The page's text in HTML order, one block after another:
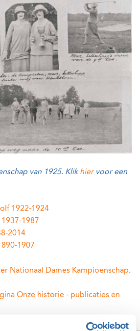
van 1925. Klik hiervoor een
1922-1924
1987
2014
1907
Nationaal Dames Kampioenschap.
Onze historie - publicaties en